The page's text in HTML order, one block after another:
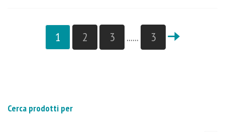
1 2 3 ...... 3
Cerca prodotti per